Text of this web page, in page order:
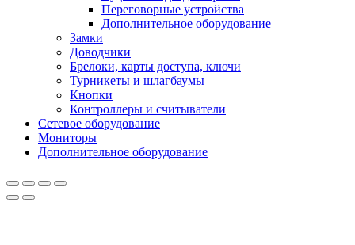
Переговорные устройства
Дополнительное оборудование
Замки
Доводчики
Брелоки, карты доступа, ключи
Турникеты и шлагбаумы
Кнопки
Контроллеры и считыватели
Сетевое оборудование
Мониторы
Дополнительное оборудование